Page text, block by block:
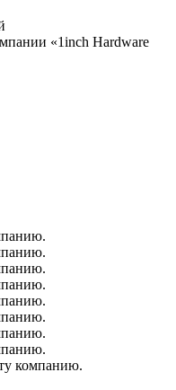
«1inch Hardware
компанию.